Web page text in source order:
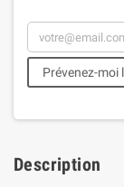
Prévenez-moi
Description